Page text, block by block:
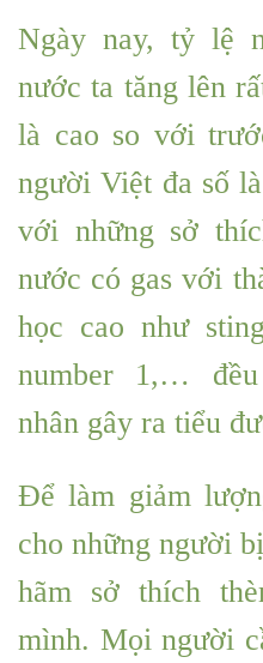
Ngày nay, tỷ lệ
nước ta tăng lên
là cao so với
người Việt đa số
với những sở
nước có gas với
học cao như
number 1,…
nhân gây ra tiểu
Để làm giảm
cho những người
hãm sở thích
mình. Mọi người